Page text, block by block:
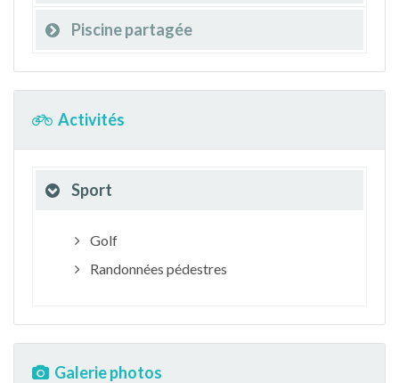
Piscine partagée
Activités
Sport
Golf
Randonnées pédestres
Galerie photos